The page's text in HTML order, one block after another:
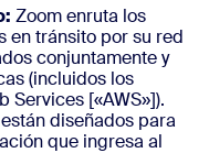
Zoom enruta los
en tránsito por su red
conjuntamente y
(incluidos los
Services [«AWS»]).
diseñados para
que ingresa al